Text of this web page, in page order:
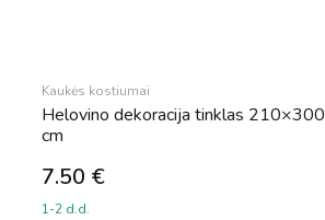
Kaukės kostiumai
Helovino dekoracija tinklas 210×300
cm
7.50 €
1-2 d.d.